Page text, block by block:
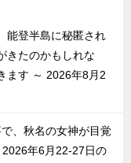
能登半島に秘匿され
きたのかもしれな
ます ～ 2026年8月2
、秋名の女神が目覚
年6月22-27日の